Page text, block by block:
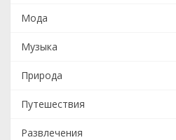
Мода
Музыка
Природа
Путешествия
Развлечения